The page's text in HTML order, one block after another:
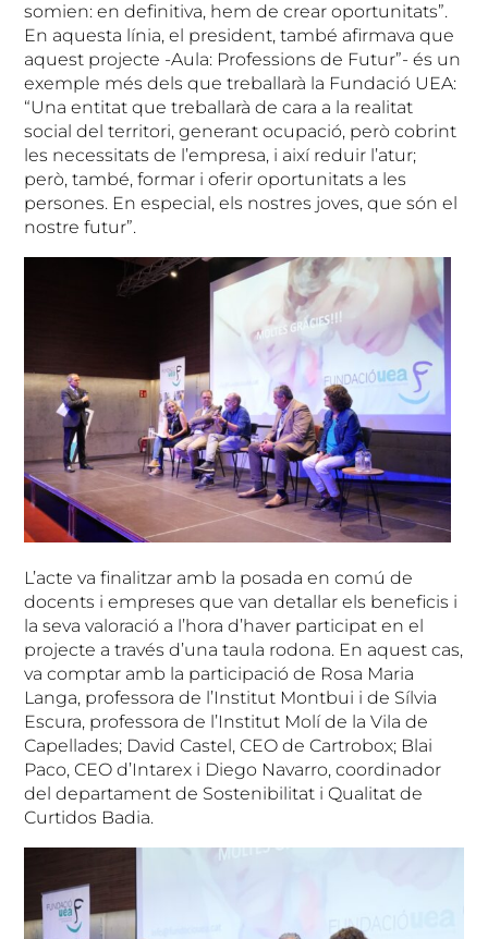
somien: en definitiva, hem de crear oportunitats”.
En aquesta línia, el president, també afirmava que
aquest projecte -Aula: Professions de Futur”- és un
exemple més dels que treballarà la Fundació UEA:
“Una entitat que treballarà de cara a la realitat
social del territori, generant ocupació, però cobrint
les necessitats de l’empresa, i així reduir l’atur;
però, també, formar i oferir oportunitats a les
persones. En especial, els nostres joves, que són el
nostre futur”.
L’acte va finalitzar amb la posada en comú de
docents i empreses que van detallar els beneficis i
la seva valoració a l’hora d’haver participat en el
projecte a través d’una taula rodona. En aquest cas,
va comptar amb la participació de Rosa Maria
Langa, professora de l’Institut Montbui i de Sílvia
Escura, professora de l’Institut Molí de la Vila de
Capellades; David Castel, CEO de Cartrobox; Blai
Paco, CEO d’Intarex i Diego Navarro, coordinador
del departament de Sostenibilitat i Qualitat de
Curtidos Badia.